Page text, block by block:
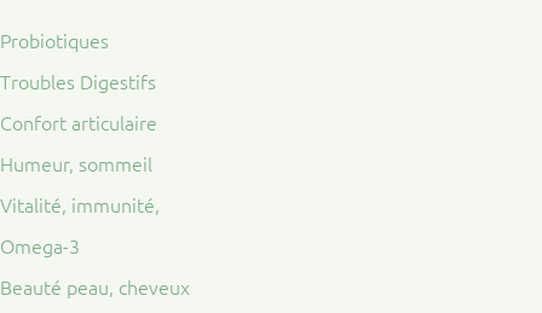
Probiotiques
Troubles Digestifs
Confort articulaire
Humeur, sommeil
Vitalité, immunité,
Omega-3
Beauté peau, cheveux